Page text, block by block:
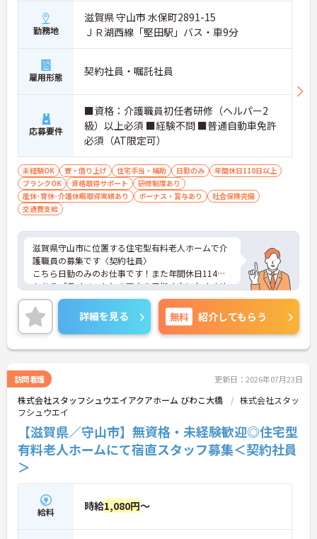
勤務地
滋賀県 守山市 水保町2891-15
ＪＲ湖西線「堅田駅」バス・車9分
雇用形態 契約社員・嘱託社員
応募要件
■資格：介護職員初任者研修（ヘルパー2
級）以上必須 ■経験不問 ■普通自動車免許
必須（AT限定可）
未経験OK 寮・借り上げ 住宅手当・補助 日勤のみ
年間休日110日以上
ブランクOK
資格取得サポート
研修制度あり
産休･育休･介護休暇取得実績あり
ボーナス・賞与あり
社会保険完備
交通費支給
滋賀県守山市に位置する住宅型有料老人ホームで介
護職員の募集です〈契約社員〉
こちら日勤のみのお仕事です！また年間休日114日
もありプライベートとの両立を目指す方におすすめ
の環境です◎
昇給や賞与制度があり、頑張りが評価されてしっか
りと職員に還元されます。さらに福利厚生も充実し
ているのは嬉しいポイントです◎
こちらの求人にご興味がございましたら面接のポイ
ます。
詳細を見る 無料 紹介してもらう
訪問看護 更新日：2026年07月23日
株式会社スタッフシュウエイアクアホーム びわこ大橋
株式会社スタッ
フシュウエイ
【滋賀県／守山市】無資格・未経験歓迎◎住宅型
有料老人ホームにて宿直スタッフ募集＜契約社員
＞
給料 時給1,080円～